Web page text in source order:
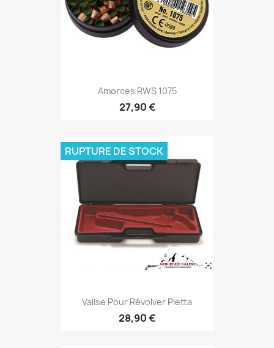
Amorces RWS 1075
27,90 €
Valise Pour Révolver Pietta
28,90 €
RUPTURE DE STOCK